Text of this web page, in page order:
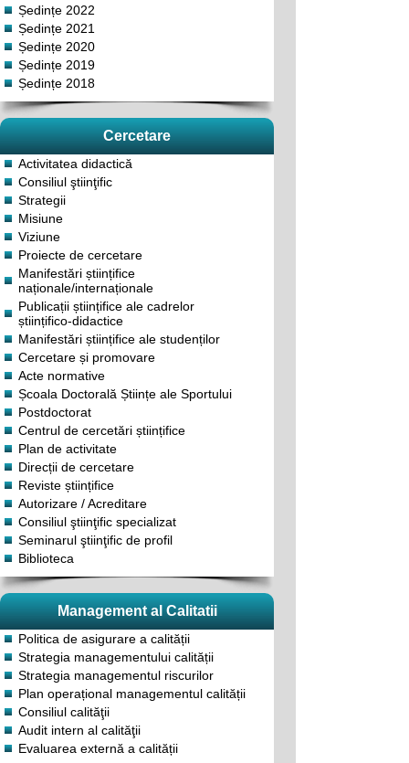
Ședințe 2022
Ședințe 2021
Ședințe 2020
Ședințe 2019
Ședințe 2018
Cercetare
Activitatea didactică
Consiliul ştiinţific
Strategii
Misiune
Viziune
Proiecte de cercetare
Manifestări științifice
naționale/internaționale
Publicații științifice ale cadrelor
științifico-didactice
Manifestări științifice ale studenților
Cercetare și promovare
Acte normative
Școala Doctorală Științe ale Sportului
Postdoctorat
Centrul de cercetări științifice
Plan de activitate
Direcții de cercetare
Reviste științifice
Autorizare / Acreditare
Consiliul ştiinţific specializat
Seminarul ştiinţific de profil
Biblioteca
Management al Calitatii
Politica de asigurare a calității
Strategia managementului calității
Strategia managementul riscurilor
Plan operațional managementul calității
Consiliul calităţii
Audit intern al calităţii
Evaluarea externă a calității